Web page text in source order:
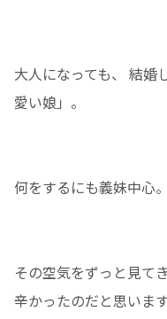
大人になっても、 結婚
愛い娘」。
何をするにも義妹中心。
その空気をずっと見て
辛かったのだと思います